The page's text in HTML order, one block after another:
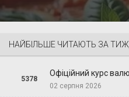
НАЙБІЛЬШЕ ЧИТАЮТЬ ЗА
5378
Офіційний курс
02 серпня 2026